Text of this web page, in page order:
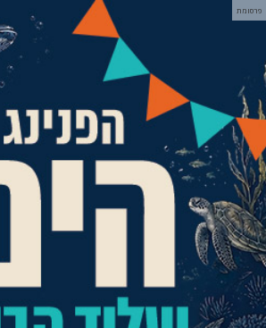
פרסומת